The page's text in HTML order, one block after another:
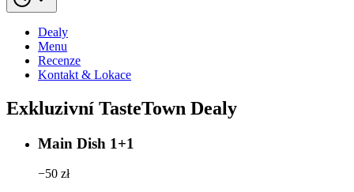
Dealy
Menu
Recenze
Kontakt & Lokace
Exkluzivní TasteTown Dealy
Main Dish 1+1
−50 zł